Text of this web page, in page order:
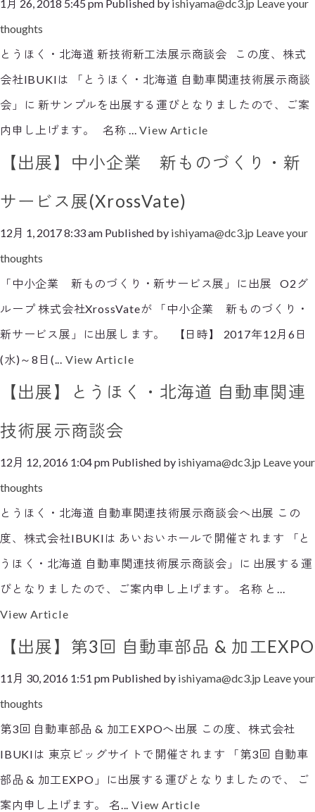
1月 26, 2018 5:45 pm Published by ishiyama@dc3.jp Leave your
thoughts
とうほく・北海道 新技術新工法展示商談会 この度、株式
会社IBUKIは 「とうほく・北海道 自動車関連技術展示商談
会」に 新サンプルを出展する運びとなりましたので、ご案
内申し上げます。 名称 ...View Article
【出展】中小企業 新ものづくり・新
サービス展(XrossVate)
12月 1, 2017 8:33 am Published by ishiyama@dc3.jp Leave your
thoughts
「中小企業 新ものづくり・新サービス展」に出展 O2グ
ループ 株式会社XrossVateが 「中小企業 新ものづくり・
新サービス展」に出展します。 【日時】 2017年12月6日
(水)～8日(... View Article
【出展】とうほく・北海道 自動車関連
技術展示商談会
12月 12, 2016 1:04 pm Published by ishiyama@dc3.jp Leave your
thoughts
とうほく・北海道 自動車関連技術展示商談会へ出展 この
度、株式会社IBUKIは あいおいホールで開催されます 「と
うほく・北海道 自動車関連技術展示商談会」に 出展する運
びとなりましたので、ご案内申し上げます。 名称 と...
View Article
【出展】第3回 自動車部品 & 加工EXPO
11月 30, 2016 1:51 pm Published by ishiyama@dc3.jp Leave your
thoughts
第3回 自動車部品 & 加工EXPOへ出展 この度、株式会社
IBUKIは 東京ビッグサイトで開催されます 「第3回 自動車
部品 & 加工EXPO」に出展する運びとなりましたので、 ご
案内申し上げます。 名...View Article